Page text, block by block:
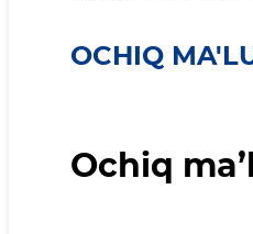
OCHIQ
Ochiq